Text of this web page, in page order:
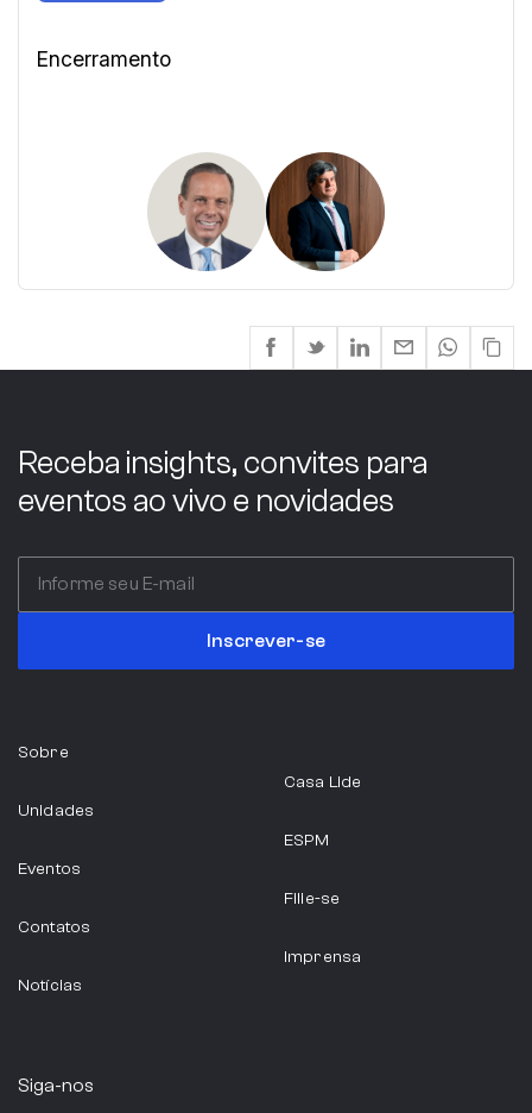
Encerramento
Receba insights, convites para
eventos ao vivo e novidades
Inscrever-se
Sobre
Unidades
Eventos
Contatos
Notícias
Casa Lide
ESPM
Filie-se
Imprensa
Siga-nos